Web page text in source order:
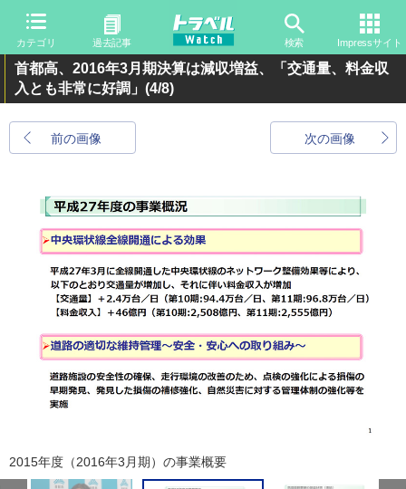
カテゴリ 過去記事 検索 Impressサイト
首都高、2016年3月期決算は減収増益、「交通量、料金収
入とも非常に好調」 (4/8)
前の画像 次の画像
2015年度（2016年3月期）の事業概要